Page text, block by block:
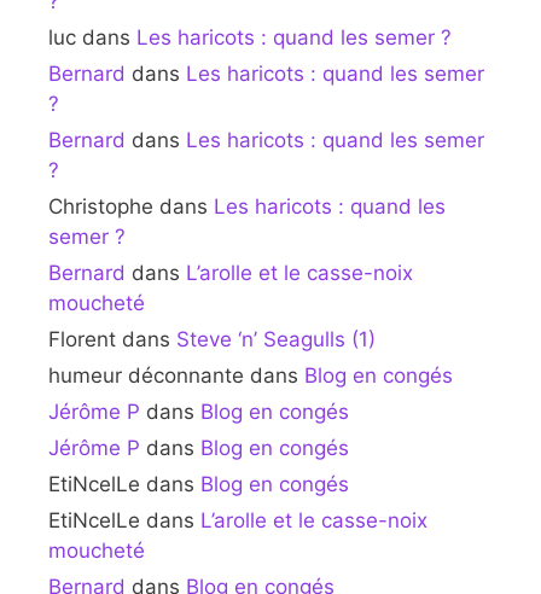
luc dans Les haricots : quand les semer ?
Bernard dans Les haricots : quand les semer
?
Bernard dans Les haricots : quand les semer
?
Christophe dans Les haricots : quand les
semer ?
Bernard dans L’arolle et le casse-noix
moucheté
Florent dans Steve ‘n’ Seagulls (1)
humeur déconnante dans Blog en congés
Jérôme P dans Blog en congés
Jérôme P dans Blog en congés
EtiNcelLe dans Blog en congés
EtiNcelLe dans L’arolle et le casse-noix
moucheté
Bernard dans Blog en congés